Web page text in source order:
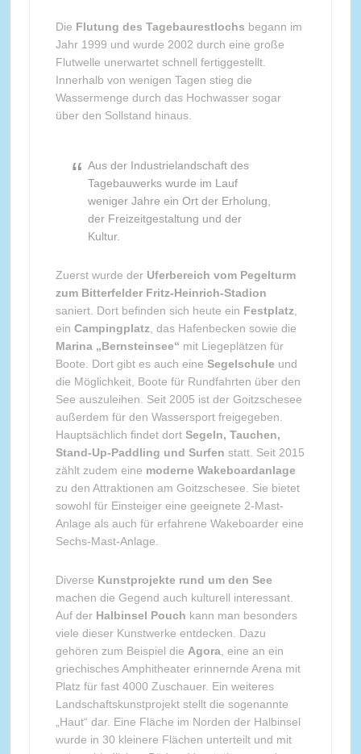
Die Flutung des Tagebaurestlochs begann im
Jahr 1999 und wurde 2002 durch eine große
Flutwelle unerwartet schnell fertiggestellt.
Innerhalb von wenigen Tagen stieg die
Wassermenge durch das Hochwasser sogar
über den Sollstand hinaus.
Aus der Industrielandschaft des
Tagebauwerks wurde im Lauf
weniger Jahre ein Ort der Erholung,
der Freizeitgestaltung und der
Kultur.
Zuerst wurde der Uferbereich vom Pegelturm
zum Bitterfelder Fritz-Heinrich-Stadion
saniert. Dort befinden sich heute ein Festplatz
ein Campingplatz , das Hafenbecken sowie die
Marina „Bernsteinsee“ mit Liegeplätzen für
Boote. Dort gibt es auch eine Segelschule und
die Möglichkeit, Boote für Rundfahrten über den
See auszuleihen. Seit 2005 ist der Goitzschesee
außerdem für den Wassersport freigegeben.
Hauptsächlich findet dort Segeln, Tauchen,
Stand-Up-Paddling und Surfen statt. Seit 2015
zählt zudem eine moderne Wakeboardanlage
zu den Attraktionen am Goitzschesee. Sie bietet
sowohl für Einsteiger eine geeignete 2-Mast-
Anlage als auch für erfahrene Wakeboarder eine
Sechs-Mast-Anlage.
Diverse Kunstprojekte rund um den See
machen die Gegend auch kulturell interessant.
Auf der Halbinsel Pouch kann man besonders
viele dieser Kunstwerke entdecken. Dazu
gehören zum Beispiel die Agora, eine an ein
griechisches Amphitheater erinnernde Arena mit
Platz für fast 4000 Zuschauer. Ein weiteres
Landschaftskunstprojekt stellt die sogenannte
„Haut“ dar. Eine Fläche im Norden der Halbinsel
wurde in 30 kleinere Flächen unterteilt und mit